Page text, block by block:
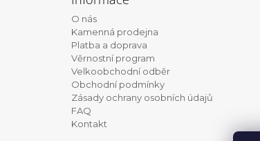
O nás
Kamenná prodejna
Platba a doprava
Věrnostní program
Velkoobchodní odběr
Obchodní podmínky
Zásady ochrany osobních údajů
FAQ
Kontakt